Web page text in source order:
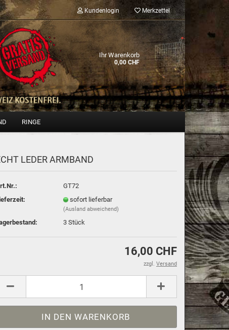
Kundenlogin
Konto erstellen
Passwort vergessen?
Merkzettel
Ihr Warenkorb
0,00 CHF
RINGE
LEDER ARM­BAND
GT72
sofort lieferbar
(Ausland abweichend)
3Stück
16,00 CHF
zzgl. Versand